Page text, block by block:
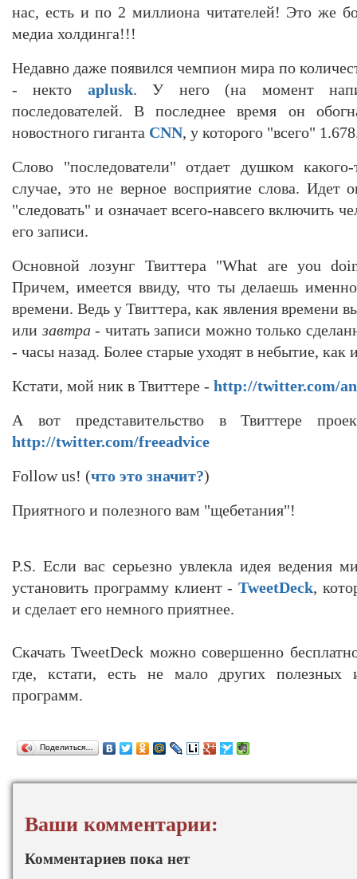
нас, есть и по 2 миллиона читателей! Это же
медиа холдинга!!!
Недавно даже появился чемпион мира по
- некто aplusk. У него (на момент
последователей. В последнее время он
новостного гиганта CNN, у которого "всего"
Слово "последователи" отдает душком
случае, это не верное восприятие слова. Идет
"следовать" и означает всего-навсего включить
его записи.
Основной лозунг Твиттера "What are you
Причем, имеется ввиду, что ты делаешь
времени. Ведь у Твиттера, как явления времени
илизавтра- читать записи можно только
- часы назад. Более старые уходят в небытие, как
Кстати, мой ник в Твиттере - http://twitter.com/
А вот представительство в Твиттере
http://twitter.com/freeadvice
Follow us! (что это значит?)
Приятного и полезного вам "щебетания"!
P.S. Если вас серьезно увлекла идея ведения
установить программу клиент - TweetDeck,
и сделает его немного приятнее.
Скачать TweetDeck можно совершенно
где, кстати, есть не мало других полезных
программ.
Поделиться…
Ваши комментарии:
Комментариев пока нет